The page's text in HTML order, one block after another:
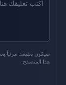
سيكون تعليقك مرئياً
هذا المتصفح.